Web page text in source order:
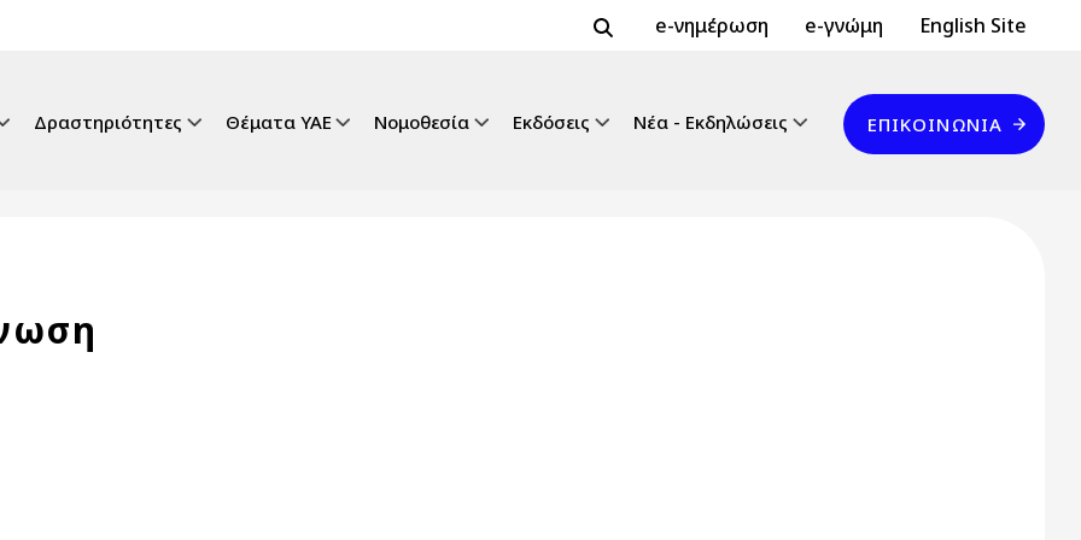
Header Top 2
e-νημέρωση e-γνώμη Header Top
English Site
Δραστηριότητες Θέματα ΥΑΕ Νομοθεσία Εκδόσεις Νέα - Εκδηλώσεις
Επικοινωνία
ΕΠΙΚΟΙΝΩΝΊΑ